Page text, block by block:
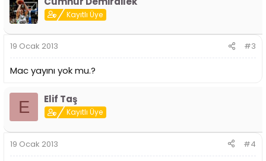
Kayıtlı Üye
19 Ocak 2013 #3
Mac yayını yok mu.?
E Elif Taş
Kayıtlı Üye
19 Ocak 2013 #4